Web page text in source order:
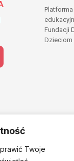
Twoje
Platforma
Fundacji
Dzieciom